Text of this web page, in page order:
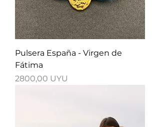
Pulsera España - Virgen de
Fátima
Precio
2800,00 UYU